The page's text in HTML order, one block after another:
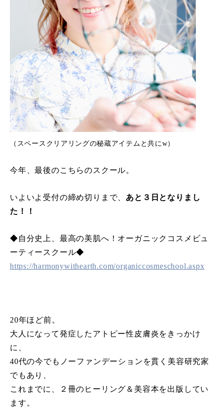
（スペースクリアリングの秘蔵アイテムと共にw）
今年、最後のこちらのスクール。
いよいよ受付の締め切りまで、 あと３日となりまし
た！！
◆自分史上、最高の美肌へ！オーガニックコスメビュ
ーティースクール◆
https://harmonywithearth.com/organiccosmeschool.aspx
20年ほど前。
大人になって発症したアトピー性皮膚炎をきっかけ
に、
40代の今でもノーファンデーションを貫く美容研究家
でもあり、
これまでに、２冊のヒーリング＆美容本を出版してい
ます。